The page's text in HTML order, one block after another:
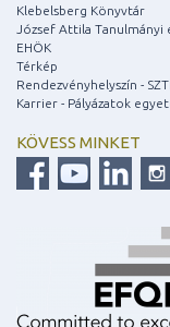
Klebelsberg Könyvtár
József Attila Tanulmányi
EHÖK
Térkép
Rendezvényhelyszín -
Karrier - Pályázatok
KÖVESS MINKET